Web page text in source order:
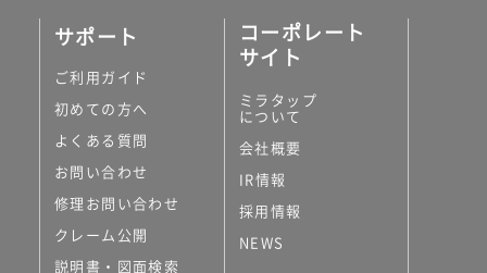
サポート
ご利用ガイド
初めての方へ
よくある質問
お問い合わせ
修理お問い合わせ
クレーム公開
説明書・図面検索
コーポレート
サイト
ミラタップ
について
会社概要
IR情報
採用情報
NEWS